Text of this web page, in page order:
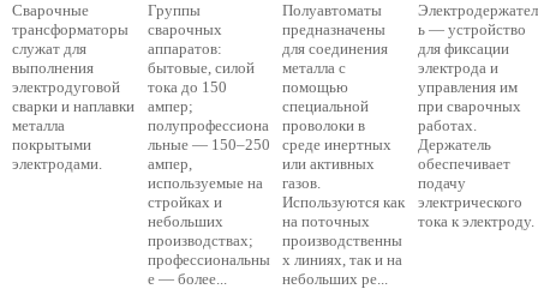
Сварочные
трансформаторы
служат для
выполнения
электродуговой
сварки и наплавки
металла
покрытыми
электродами.
Группы
сварочных
аппаратов:
бытовые, силой
тока до 150
ампер;
полупрофессиона
льные — 150–250
ампер,
используемые на
стройках и
небольших
производствах;
профессиональны
е — более...
Полуавтоматы
предназначены
для соединения
металла с
помощью
специальной
проволоки в
среде инертных
или активных
газов.
Используются как
на поточных
производственны
х линиях, так и на
небольших ре...
Электродержател
ь — устройство
для фиксации
электрода и
управления им
при сварочных
работах.
Держатель
обеспечивает
подачу
электрического
тока к электроду.